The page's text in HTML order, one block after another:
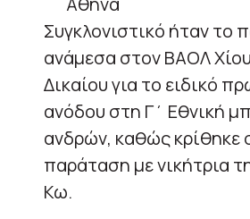
Συγκλονιστικό ήταν το
ανάμεσα στον ΒΑΟΛ
Δικαίου για το ειδικό
ανόδου στη Γ΄ Εθνική
ανδρών, καθώς κρίθηκε
παράταση με νικήτρια
Κω.